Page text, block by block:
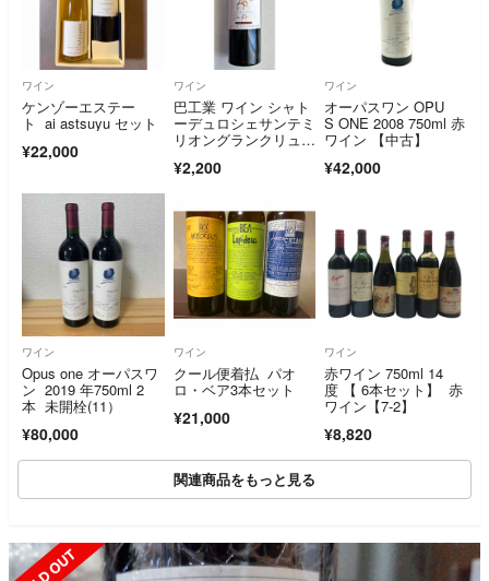
ワイン
ケンゾーエステー
ト ai astsuyu セット
¥22,000
ワイン
巴工業 ワイン シャト
ーデュロシェサンテミ
リオングランクリュ2
¥2,200
ワイン
オーパスワン OPU
S ONE 2008 750ml 赤
ワイン 【中古】
¥42,000
ワイン
Opus one オーパスワ
ン 2019 年750ml 2
本 未開栓(11）
¥80,000
ワイン
クール便着払 パオ
ロ・ベア3本セット
¥21,000
ワイン
赤ワイン 750ml 14
度 【 6本セット】 赤
ワイン【7-2】
¥8,820
関連商品をもっと見る
SOLD OUT